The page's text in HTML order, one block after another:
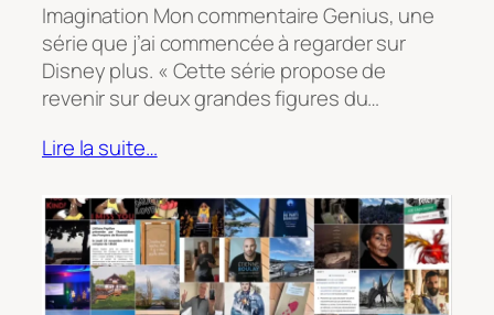
Imagination Mon commentaire Genius, une
série que j’ai commencée à regarder sur
Disney plus. « Cette série propose de
revenir sur deux grandes figures du…
Lire la suite…